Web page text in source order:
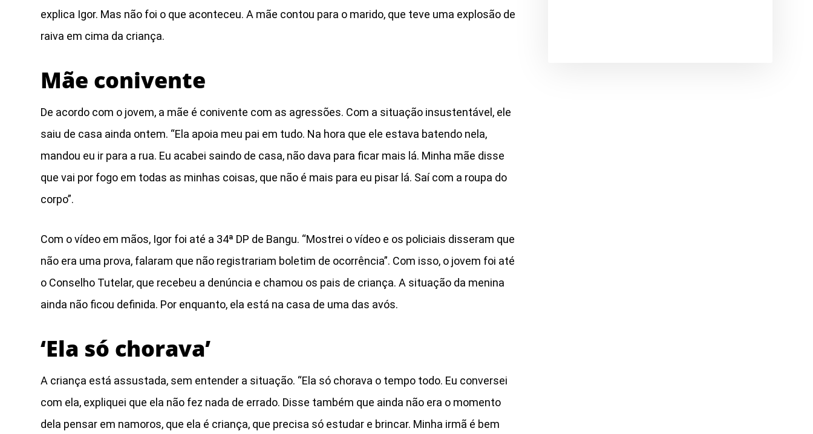
explica Igor. Mas não foi o que aconteceu. A mãe contou para o marido, que teve uma explosão de
raiva em cima da criança.
Mãe conivente
De acordo com o jovem, a mãe é conivente com as agressões. Com a situação insustentável, ele
saiu de casa ainda ontem. “Ela apoia meu pai em tudo. Na hora que ele estava batendo nela,
mandou eu ir para a rua. Eu acabei saindo de casa, não dava para ficar mais lá. Minha mãe disse
que vai por fogo em todas as minhas coisas, que não é mais para eu pisar lá. Saí com a roupa do
corpo”.
Com o vídeo em mãos, Igor foi até a 34ª DP de Bangu. “Mostrei o vídeo e os policiais disseram que
não era uma prova, falaram que não registrariam boletim de ocorrência”. Com isso, o jovem foi até
o Conselho Tutelar, que recebeu a denúncia e chamou os pais de criança. A situação da menina
ainda não ficou definida. Por enquanto, ela está na casa de uma das avós.
‘Ela só chorava’
A criança está assustada, sem entender a situação. “Ela só chorava o tempo todo. Eu conversei
com ela, expliquei que ela não fez nada de errado. Disse também que ainda não era o momento
dela pensar em namoros, que ela é criança, que precisa só estudar e brincar. Minha irmã é bem